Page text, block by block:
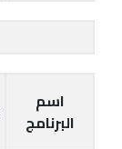
اسم
البرنامج